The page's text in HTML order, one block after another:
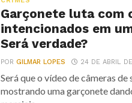
Garçonete luta com
intencionados em
Será verdade?
PORGILMAR LOPES 24 DE ABRIL
Será que o vídeo de câmeras de
mostrando uma garçonete